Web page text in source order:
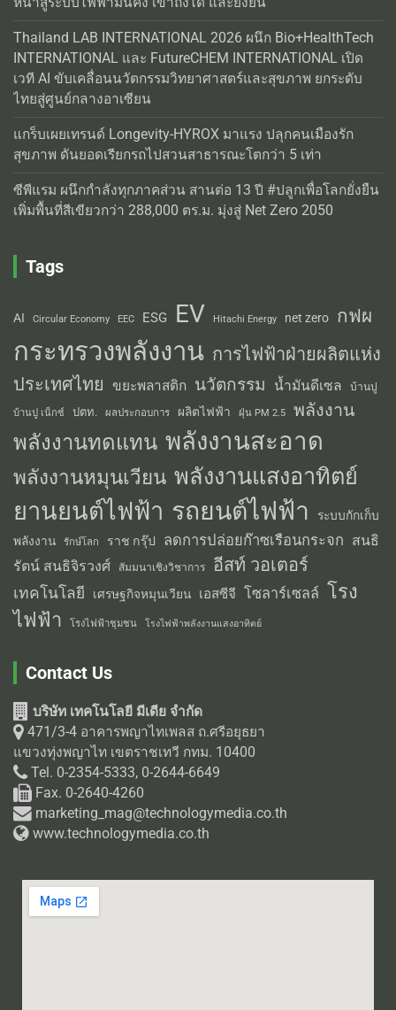
Thailand LAB INTERNATIONAL 2026 ผนึก Bio+HealthTech
INTERNATIONAL และ FutureCHEM INTERNATIONAL เปิด
เวที AI ขับเคลื่อนนวัตกรรมวิทยาศาสตร์และสุขภาพ ยกระดับ
ไทยสู่ศูนย์กลางอาเซียน
แกร็บเผยเทรนด์ Longevity-HYROX มาแรง ปลุกคนเมืองรัก
สุขภาพ ดันยอดเรียกรถไปสวนสาธารณะโตกว่า 5 เท่า
ซีพีแรม ผนึกกำลังทุกภาคส่วน สานต่อ 13 ปี #ปลูกเพื่อโลกยั่งยืน
เพิ่มพื้นที่สีเขียวกว่า 288,000 ตร.ม. มุ่งสู่ Net Zero 2050
Tags
AI Circular Economy EEC ESG EV Hitachi Energy net zero กฟผ
กระทรวงพลังงาน การไฟฟ้าฝ่ายผลิตแห่ง
ประเทศไทย
ขยะพลาสติก นวัตกรรม น้ำมันดีเซล บ้านปู
บ้านปู เน็กซ์ ปตท. ผลประกอบการ ผลิตไฟฟ้า ฝุ่น PM 2.5 พลังงาน
พลังงานทดแทน พลังงานสะอาด
พลังงานหมุนเวียน พลังงานแสงอาทิตย์
ยานยนต์ไฟฟ้า รถยนต์ไฟฟ้า
ระบบกักเก็บ
พลังงาน
รักษ์โลก ราช กรุ๊ป ลดการปล่อยก๊าซเรือนกระจก สนธิ
รัตน์ สนธิจิรวงศ์
สัมมนาเชิงวิชาการ อีสท์ วอเตอร์
เทคโนโลยี เศรษฐกิจหมุนเวียน เอสซีจี โซลาร์เซลล์ โรง
ไฟฟ้า
โรงไฟฟ้าชุมชน โรงไฟฟ้าพลังงานแสงอาทิตย์
Contact Us
บริษัท เทคโนโลยี มีเดีย จำกัด
471/3-4 อาคารพญาไทเพลส ถ.ศรีอยุธยา
แขวงทุ่งพญาไท เขตราชเทวี กทม. 10400
Tel. 0-2354-5333, 0-2644-6649
Fax. 0-2640-4260
marketing_mag@technologymedia.co.th
www.technologymedia.co.th